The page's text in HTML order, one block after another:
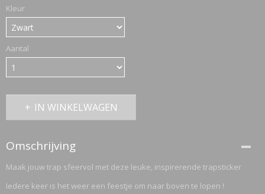
Kleur
Aantal
IN WINKELWAGEN
Omschrijving
Maak jouw trap sfeervol met deze leuke, inspirerende trapsticker
Iedere keer is het weer een feestje om naar boven te lopen !